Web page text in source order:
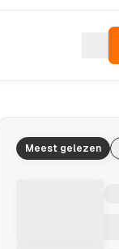
Meest gelezen